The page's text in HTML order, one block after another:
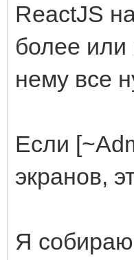
ReactJS
более или
нему все
Если
экранов,
Я